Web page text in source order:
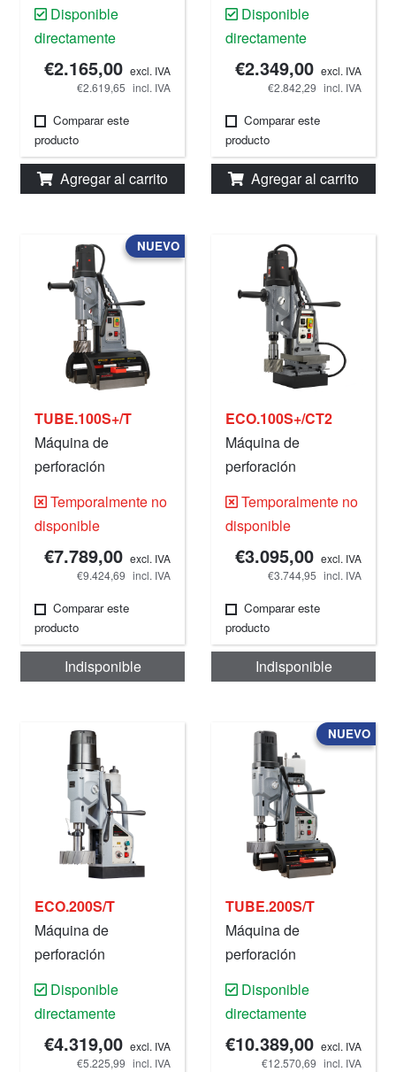
220 V.
Disponible
directamente
€2.165,00 excl. IVA
€2.619,65 incl. IVA
Comparar este
producto
Agregar al carrito
220 V.
Disponible
directamente
€2.349,00 excl. IVA
€2.842,29 incl. IVA
Comparar este
producto
Agregar al carrito
NUEVO
TUBE.100S+/T
Máquina de
perforación
220 V.
Temporalmente no
disponible
€7.789,00 excl. IVA
€9.424,69 incl. IVA
Comparar este
producto
Indisponible
ECO.100S+/CT2
Máquina de
perforación
220 V.
Temporalmente no
disponible
€3.095,00 excl. IVA
€3.744,95 incl. IVA
Comparar este
producto
Indisponible
ECO.200S/T
Máquina de
perforación
8", 220 V.
Disponible
directamente
€4.319,00 excl. IVA
€5.225,99 incl. IVA
NUEVO
TUBE.200S/T
Máquina de
perforación
220 V.
Disponible
directamente
€10.389,00 excl. IVA
€12.570,69 incl. IVA